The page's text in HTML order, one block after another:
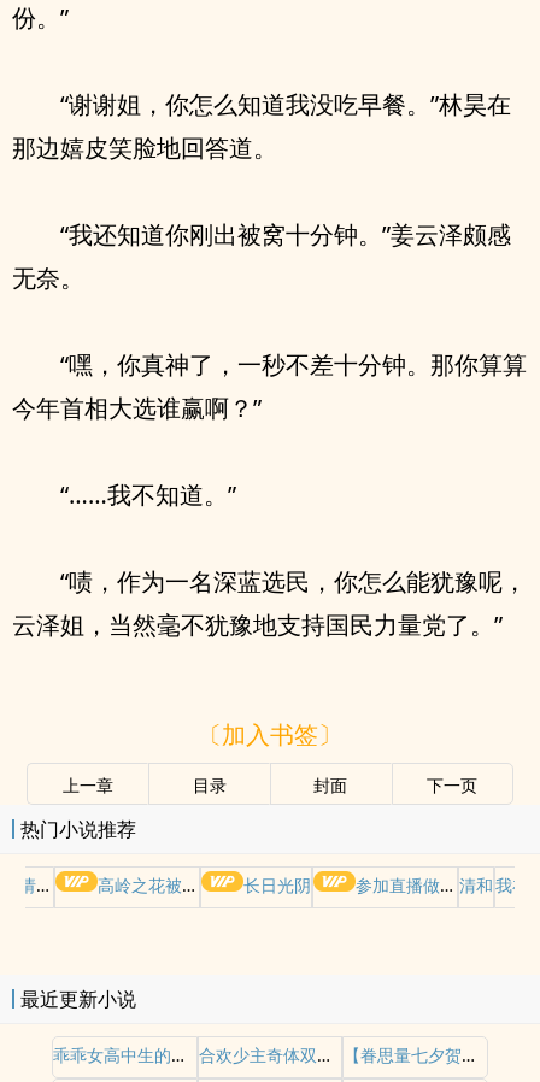
份。”
“谢谢姐，你怎么知道我没吃早餐。”林昊在
那边嬉皮笑脸地回答道。
“我还知道你刚出被窝十分钟。”姜云泽颇感
无奈。
“嘿，你真神了，一秒不差十分钟。那你算算
今年首相大选谁赢啊？”
“……我不知道。”
“啧，作为一名深蓝选民，你怎么能犹豫呢，
云泽姐，当然毫不犹豫地支持国民力量党了。”
〔加入书签〕
上一章 目录 封面 下一页
热门小说推荐
摆好 高岭之花被权贵轮了后 长日光阴 参加直播做爱综艺后我火了(NPH) 清和我在
最近更新小说
乖乖女高中生的蜜穴开发日记 合欢少主奇体双修录 【眷思量七夕贺文】镜花水月